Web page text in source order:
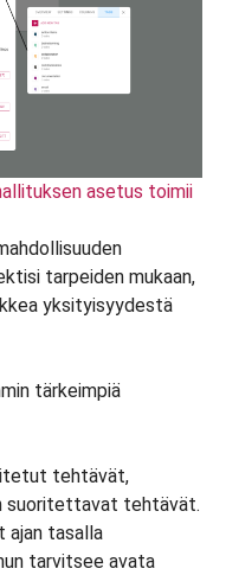
asetus toimii
tarpeiden mukaan,
yksityisyydestä
tärkeimpiä
tehtävät,
suoritettavat tehtävät.
ajan tasalla
tarvitsee avata